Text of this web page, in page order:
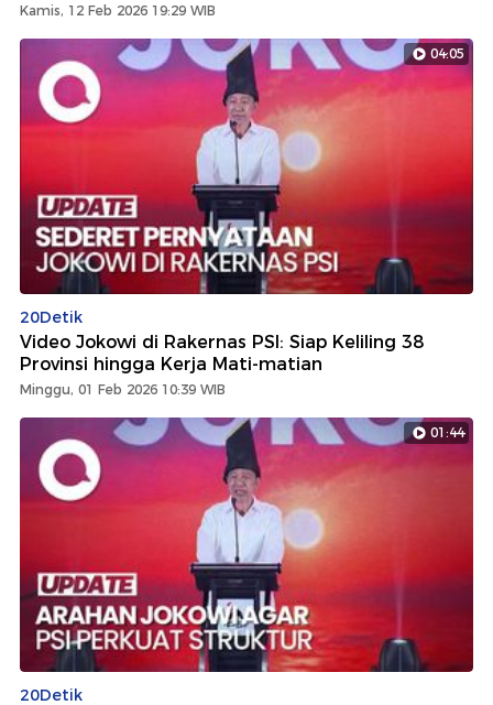
Kamis, 12 Feb 2026 19:29 WIB
04:05
20Detik
Video Jokowi di Rakernas PSI: Siap Keliling 38
Provinsi hingga Kerja Mati-matian
Minggu, 01 Feb 2026 10:39 WIB
01:44
20Detik